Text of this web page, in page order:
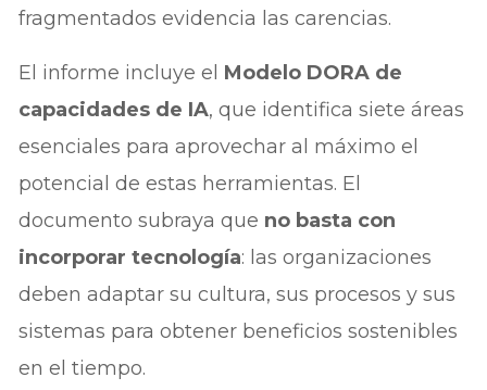
fragmentados evidencia las carencias.
El informe incluye el Modelo DORA de
capacidades de IA, que identifica siete áreas
esenciales para aprovechar al máximo el
potencial de estas herramientas. El
documento subraya que no basta con
incorporar tecnología: las organizaciones
deben adaptar su cultura, sus procesos y sus
sistemas para obtener beneficios sostenibles
en el tiempo.